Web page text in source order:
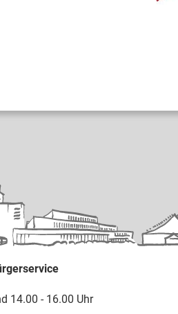
14.00 - 16.00 Uhr